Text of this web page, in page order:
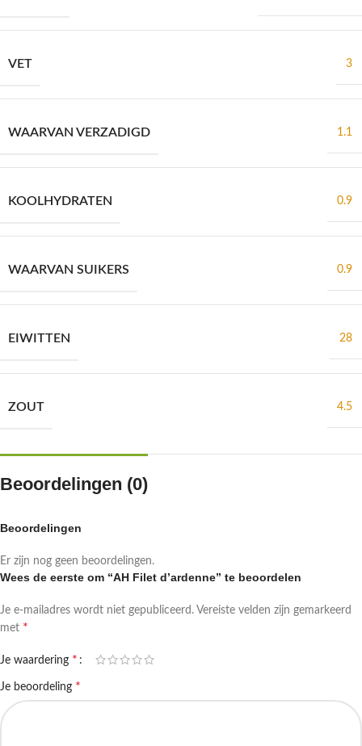
VET 3
WAARVAN VERZADIGD 1.1
KOOLHYDRATEN 0.9
WAARVAN SUIKERS 0.9
EIWITTEN 28
ZOUT 4.5
Beoordelingen (0)
Beoordelingen
Er zijn nog geen beoordelingen.
Wees de eerste om “AH Filet d’ardenne” te beoordelen
Je e-mailadres wordt niet gepubliceerd. Vereiste velden zijn gemarkeerd
met *
Je waardering *
Je beoordeling *